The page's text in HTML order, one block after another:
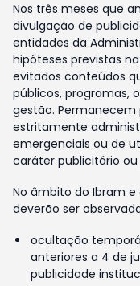
Nos três meses que
divulgação de
entidades da
hipóteses previstas
evitados conteúdos
públicos, programas,
gestão.
estritamente
emergenciais ou de
caráter publicitário
No âmbito do Ibram
deverão ser
ocultação
anteriores a 4 de
publicidade